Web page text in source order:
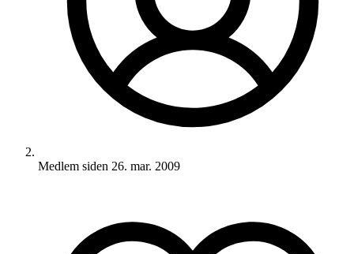
Medlem siden 26. mar. 2009